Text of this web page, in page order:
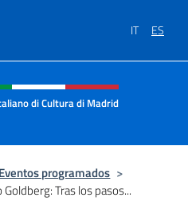
IT ES
web,
di Cultura di Madrid
Eventos programados >
Tras los pasos...